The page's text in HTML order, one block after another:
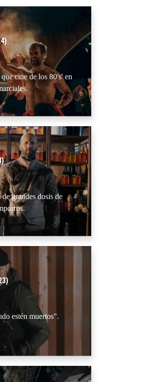
cine de los 80's' en
grandes dosis de
estén muertos".